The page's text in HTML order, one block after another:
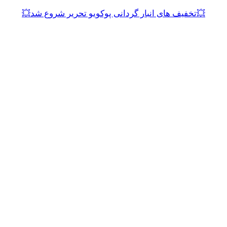
💥تخفیف های انبار گردانی پوکویو تحریر شروع شد💥